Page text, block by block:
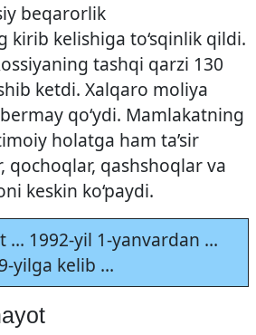
beqarorlik
kirib kelishiga to‘sqinlik qildi.
tashqi qarzi 130
ketdi. Xalqaro moliya
qo‘ydi. Mamlakatning
holatga ham ta’sir
qochoqlar, qashshoqlar va
keskin ko‘paydi.
… 1992-yil 1-yanvardan …
yilga kelib …